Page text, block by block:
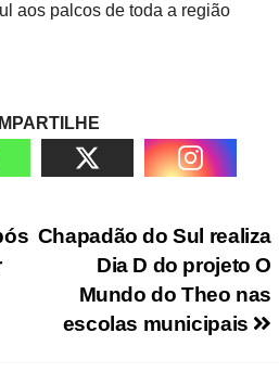
aos palcos de toda a região
Post
Chapadão do Sul realiza
Dia D do projeto O
Mundo do Theo nas
escolas municipais